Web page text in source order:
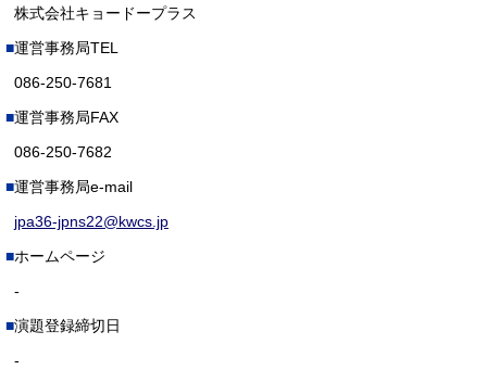
株式会社キョードープラス
運営事務局TEL
086-250-7681
運営事務局FAX
086-250-7682
運営事務局e-mail
jpa36-jpns22@kwcs.jp
ホームページ
-
演題登録締切日
-